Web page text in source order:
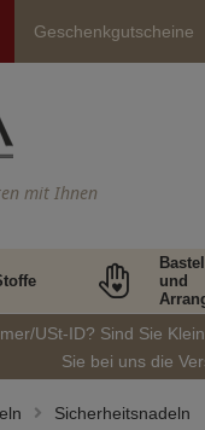
Geschenkgutscheine
mit Ihnen
und
USt-ID? Sind Sie
Sie bei uns die
Sicherheitsnadeln